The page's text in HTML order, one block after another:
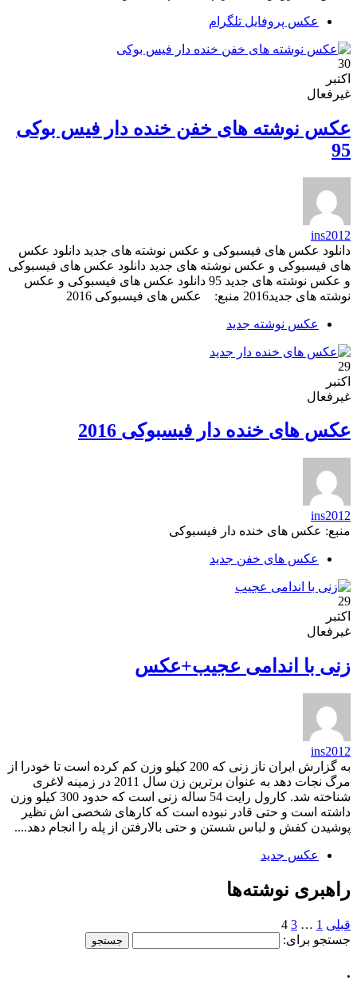
عکس پروفایل تلگرام
30
اکتبر
غیرفعال
عکس نوشته های خفن خنده دار فیس بوکی
95
ins2012
دانلود عکس های فیسبوکی و عکس نوشته های جدید دانلود عکس
های فیسبوکی و عکس نوشته های جدید دانلود عکس های فیسبوکی
و عکس نوشته های جدید 95 دانلود عکس های فیسبوکی و عکس
نوشته های جدید2016 منبع: عکس های فیسبوکی 2016
عکس نوشته جدید
29
اکتبر
غیرفعال
عکس های خنده دار فیسبوکی 2016
ins2012
منبع: عکس های خنده دار فیسبوکی
عکس های خفن جدید
29
اکتبر
غیرفعال
زنی با اندامی عجیب+عکس
ins2012
به گزارش ایران ناز زنی که 200 کیلو وزن کم کرده است تا خودرا از
مرگ نجات دهد به عنوان برترین زن سال 2011 در زمینه لاغری
شناخته شد. کارول رایت 54 ساله زنی است که حدود 300 کیلو وزن
داشته است و حتی قادر نبوده است که کارهای شخصی اش نظیر
پوشیدن کفش و لباس شستن و حتی بالارفتن از پله را انجام دهد....
عکس جدید
راهبری نوشته‌ها
قبلی 1
…
3
4
جستجو برای:
.